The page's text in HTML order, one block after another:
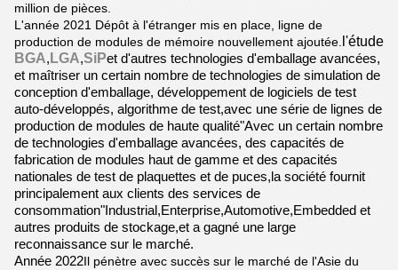
million de pièces.
L'année 2021 Dépôt à l'étranger mis en place, ligne de
production de modules de mémoire nouvellement ajoutée. l'étude
BGA, LGA,SiPet d'autres technologies d'emballage avancées,
et maîtriser un certain nombre de technologies de simulation de
conception d'emballage, développement de logiciels de test
auto-développés, algorithme de test,avec une série de lignes de
production de modules de haute qualité"Avec un certain nombre
de technologies d'emballage avancées, des capacités de
fabrication de modules haut de gamme et des capacités
nationales de test de plaquettes et de puces,la société fournit
principalement aux clients des services de
consommation"Industrial,Enterprise,Automotive,Embedded et
autres produits de stockage,et a gagné une large
reconnaissance sur le marché.
Année 2022Il pénètre avec succès sur le marché de l'Asie du